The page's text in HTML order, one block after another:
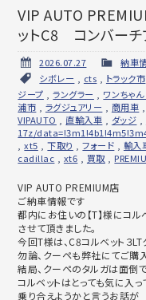
VIP AUTO
ットC8 コンバーチ
2026.07.27
納車
シボレー
cts トラック市
ジープ ,ラングラー ワンちゃ
浦市
ラグジュアリー 商用車
VIPAUTO
直輸入車 ダッジ
17z/
,xt5 ,下取り ,フォード 輸入
cadillac
xt6 買取
VIP AUTO PREMIUM店
ご納車情報です
都内にお住いの【T】様にコ
させて頂きました。
今回T様は、C8コルベット３
勿論、クーペも弊社にてご購
結局、クーペのタルガは面倒
コルベットはとっても気に入っ
乗り合えようかと言うお話が